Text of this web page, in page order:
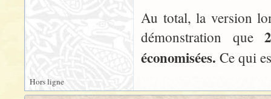
Au total, la version
démonstration que
économisées. Ce qui
Hors ligne